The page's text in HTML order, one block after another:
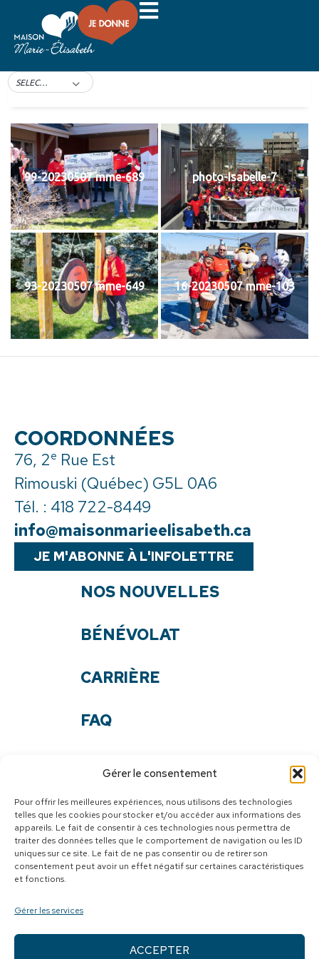
Gérer le consentement
Pour offrir les meilleures expériences, nous utilisons des technologies
telles que les cookies pour stocker et/ou accéder aux informations des
appareils. Le fait de consentir à ces technologies nous permettra de
traiter des données telles que le comportement de navigation ou les ID
uniques sur ce site. Le fait de ne pas consentir ou de retirer son
consentement peut avoir un effet négatif sur certaines caractéristiques
et fonctions.
Gérer les services
ACCEPTER
Marchethon 2023
SELECT TAG
99-20230507 mme-689 photo-Isabelle-7
93-20230507 mme-649 16-20230507 mme-103
COORDONNÉES
76, 2e Rue Est
Rimouski (Québec) G5L 0A6
Tél. : 418 722-8449
info@maisonmarieelisabeth.ca
JE M'ABONNE À L'INFOLETTRE
NOS NOUVELLES
BÉNÉVOLAT
CARRIÈRE
FAQ
NOS DOCUMENTS
NOUS JOINDRE
SUIVEZ-NOUS
Facebook